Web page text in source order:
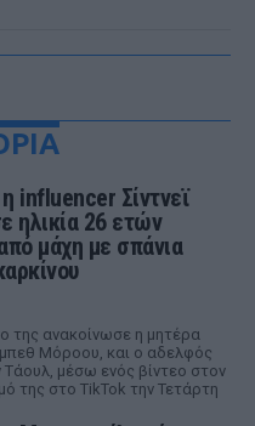
influencer Σίντνεϊ
ηλικία 26 ετών
μάχη με σπάνια
της ανακοίνωσε η μητέρα
Μόροου, και ο αδελφός
Τάουλ, μέσω ενός βίντεο στον
της στο TikTok την Τετάρτη